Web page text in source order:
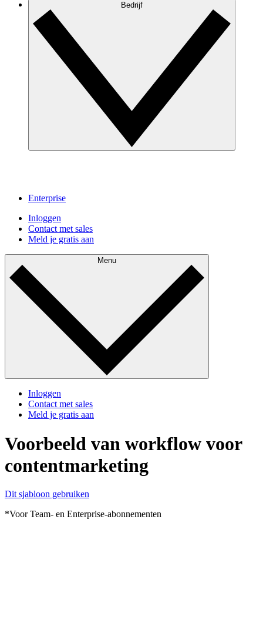
Bedrijf
Enterprise
Inloggen
Contact met sales
Meld je gratis aan
Menu
Inloggen
Contact met sales
Meld je gratis aan
Voorbeeld van workflow voor
contentmarketing
Dit sjabloon gebruiken
*Voor Team- en Enterprise-abonnementen